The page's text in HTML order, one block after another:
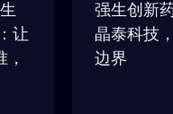
让
强生创新
晶泰科技
边界